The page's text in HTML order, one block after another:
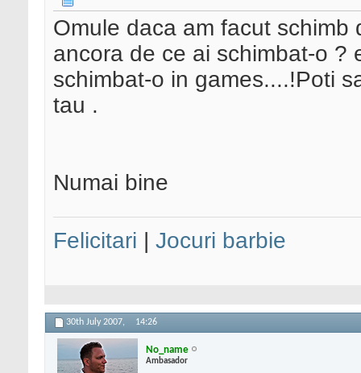
Omule daca am facut
ancora de ce ai schimbat-o ?
schimbat-o in games....!Poti
tau .
Numai bine
Felicitari Jocuri barbie
30th July 2007, 14:26
No_name
Ambasador